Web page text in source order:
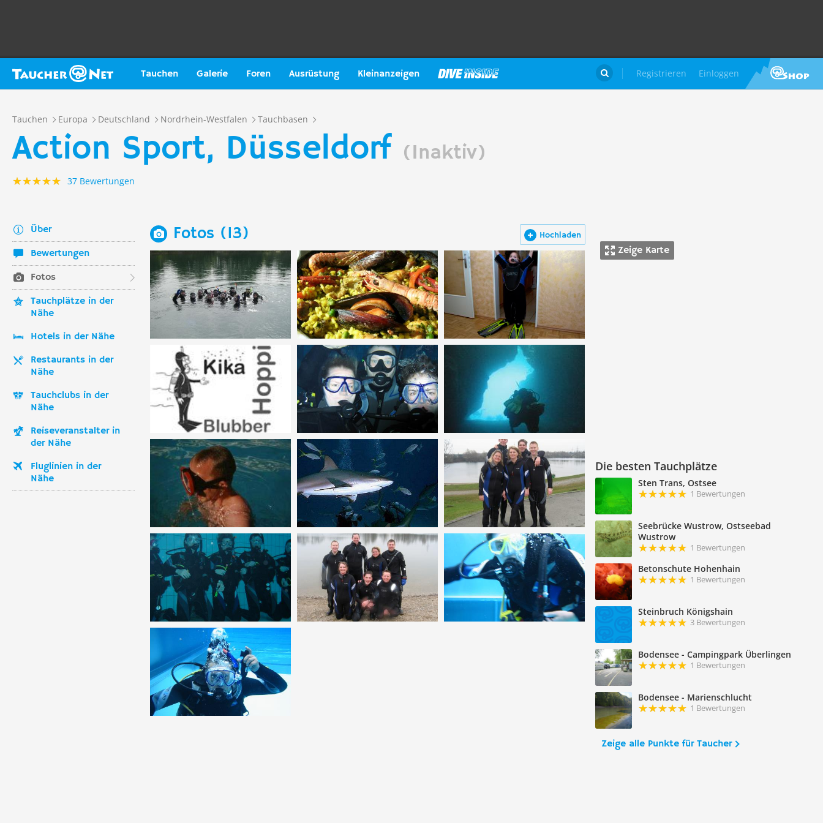
Tauchen Galerie Foren Ausrüstung Kleinanzeigen Registrieren Einloggen

Tauchen Europa Deutschland Nordrhein-Westfalen Tauchbasen
Action Sport, Düsseldorf (Inaktiv)
37 Bewertungen
Über
Bewertungen
Fotos
Tauchplätze in der
Nähe
Hotels in der Nähe
Restaurants in der
Nähe
Tauchclubs in der
Nähe
Reiseveranstalter in
der Nähe
Fluglinien in der
Nähe
Zeige Karte
Die besten Tauchplätze
Sten Trans, Ostsee
1 Bewertungen
Seebrücke Wustrow, Ostseebad
Wustrow
1 Bewertungen
Betonschute Hohenhain
1 Bewertungen
Steinbruch Königshain
3 Bewertungen
Bodensee - Campingpark Überlingen
1 Bewertungen
Bodensee - Marienschlucht
1 Bewertungen
Zeige alle Punkte für Taucher
Hochladen
Fotos (13)